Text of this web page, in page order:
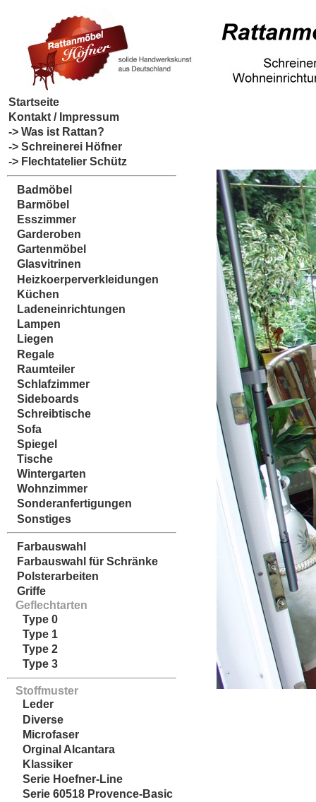
Startseite
Kontakt / Impressum
-> Was ist Rattan?
-> Schreinerei Höfner
-> Flechtatelier Schütz
Badmöbel
Barmöbel
Esszimmer
Garderoben
Gartenmöbel
Glasvitrinen
Heizkoerperverkleidungen
Küchen
Ladeneinrichtungen
Lampen
Liegen
Regale
Raumteiler
Schlafzimmer
Sideboards
Schreibtische
Sofa
Spiegel
Tische
Wintergarten
Wohnzimmer
Sonderanfertigungen
Sonstiges
Farbauswahl
Farbauswahl für Schränke
Polsterarbeiten
Griffe
Geflechtarten
Type 0
Type 1
Type 2
Type 3
Stoffmuster
Leder
Diverse
Microfaser
Orginal Alcantara
Klassiker
Serie Hoefner-Line
Serie 60518 Provence-Basic